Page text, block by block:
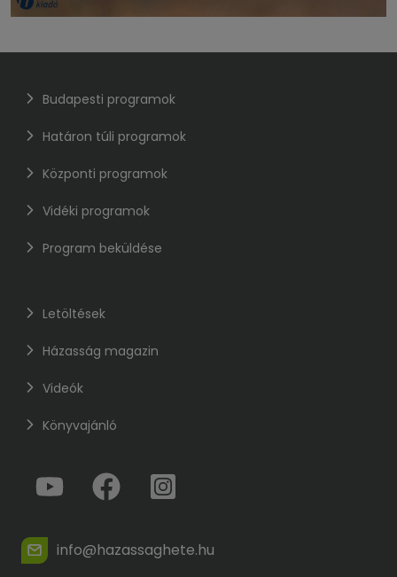
Budapesti programok
Határon túli programok
Központi programok
Vidéki programok
Program beküldése
Letöltések
Házasság magazin
Videók
Könyvajánló
info@hazassaghete.hu